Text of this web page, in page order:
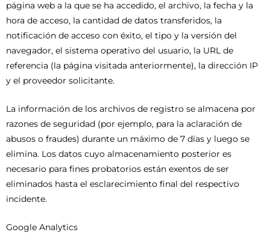
página web a la que se ha accedido, el archivo, la fecha y la
hora de acceso, la cantidad de datos transferidos, la
notificación de acceso con éxito, el tipo y la versión del
navegador, el sistema operativo del usuario, la URL de
referencia (la página visitada anteriormente), la dirección IP
y el proveedor solicitante.
La información de los archivos de registro se almacena por
razones de seguridad (por ejemplo, para la aclaración de
abusos o fraudes) durante un máximo de 7 días y luego se
elimina. Los datos cuyo almacenamiento posterior es
necesario para fines probatorios están exentos de ser
eliminados hasta el esclarecimiento final del respectivo
incidente.
Google Analytics